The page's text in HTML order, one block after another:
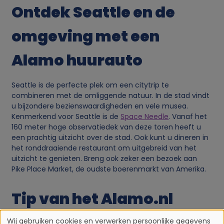
Ontdek Seattle en de
omgeving met een
Alamo huurauto
Seattle is de perfecte plek om een citytrip te
combineren met de omliggende natuur. In de stad vindt
u bijzondere bezienswaardigheden en vele musea.
Kenmerkend voor Seattle is de Space Needle. Vanaf het
160 meter hoge observatiedek van deze toren heeft u
een prachtig uitzicht over de stad. Ook kunt u dineren in
het ronddraaiende restaurant om uitgebreid van het
uitzicht te genieten. Breng ook zeker een bezoek aan
Pike Place Market, de oudste boerenmarkt van Amerika.
Tip van het Alamo.nl
Wij gebruiken cookies en verwerken persoonlijke gegevens